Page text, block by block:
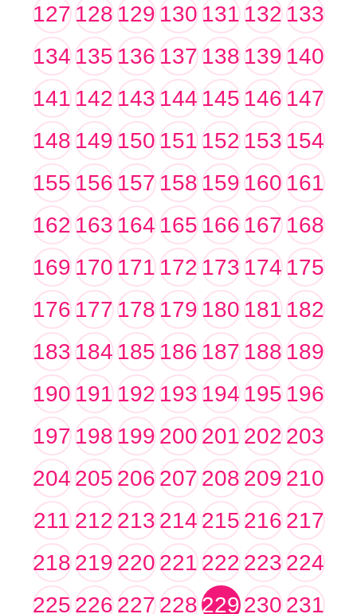
127128129130131132133
134135136137138139140
141142143144145146147
148149150151152153154
155156157158159160161
162163164165166167168
169170171172173174175
176177178179180181182
183184185186187188189
190191192193194195196
197198199200201202203
204205206207208209210
211212213214215216217
218219220221222223224
225226227228229230231